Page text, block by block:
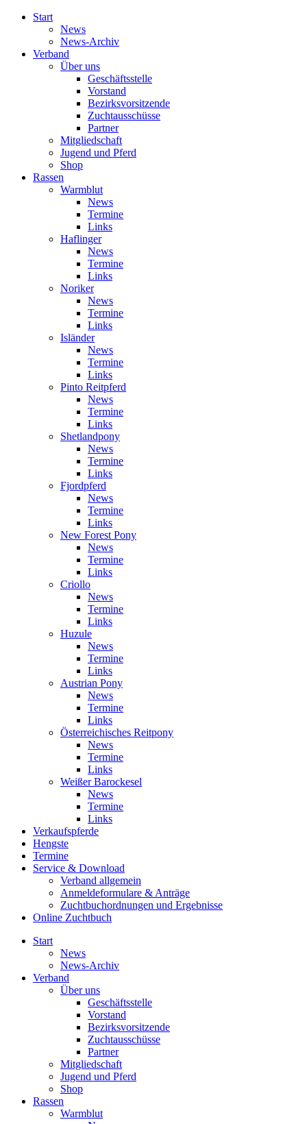
Start
News
News-Archiv
Verband
Über uns
Geschäftsstelle
Vorstand
Bezirksvorsitzende
Zuchtausschüsse
Partner
Mitgliedschaft
Jugend und Pferd
Shop
Rassen
Warmblut
News
Termine
Links
Haflinger
News
Termine
Links
Noriker
News
Termine
Links
Isländer
News
Termine
Links
Pinto Reitpferd
News
Termine
Links
Shetlandpony
News
Termine
Links
Fjordpferd
News
Termine
Links
New Forest Pony
News
Termine
Links
Criollo
News
Termine
Links
Huzule
News
Termine
Links
Austrian Pony
News
Termine
Links
Österreichisches Reitpony
News
Termine
Links
Weißer Barockesel
News
Termine
Links
Verkaufspferde
Hengste
Termine
Service & Download
Verband allgemein
Anmeldeformulare & Anträge
Zuchtbuchordnungen und Ergebnisse
Online Zuchtbuch
Start
News
News-Archiv
Verband
Über uns
Geschäftsstelle
Vorstand
Bezirksvorsitzende
Zuchtausschüsse
Partner
Mitgliedschaft
Jugend und Pferd
Shop
Rassen
Warmblut